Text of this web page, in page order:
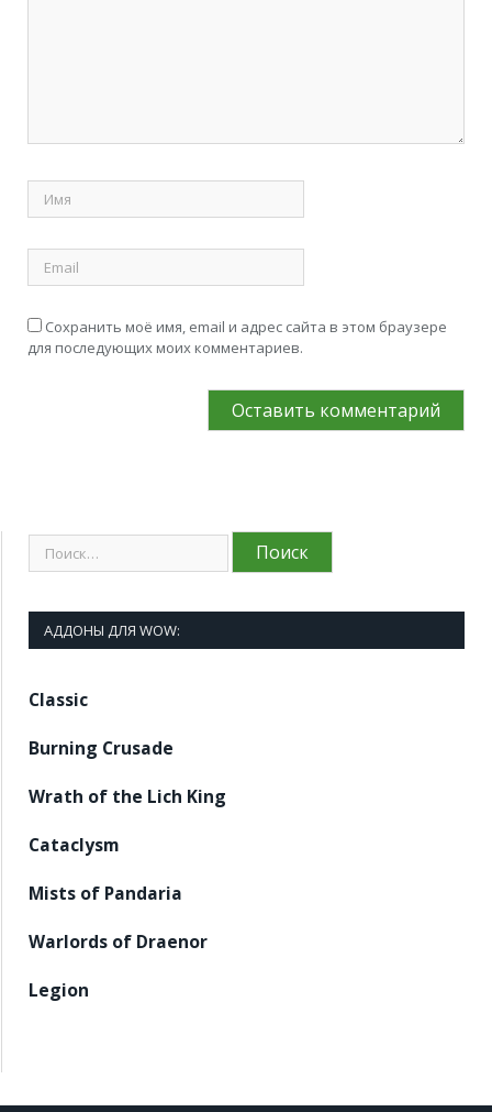
Сохранить моё имя, email и адрес сайта в этом браузере
для последующих моих комментариев.
АДДОНЫ ДЛЯ WOW:
Classic
Burning Crusade
Wrath of the Lich King
Cataclysm
Mists of Pandaria
Warlords of Draenor
Legion